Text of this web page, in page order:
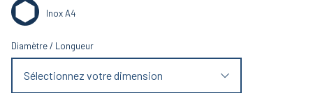
Inox A4
Diamètre/ Longueur
Sélectionnez votre dimension